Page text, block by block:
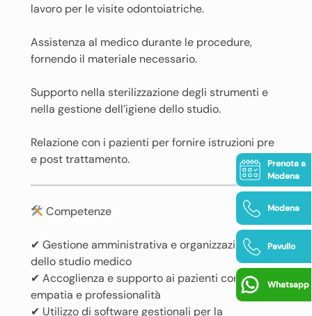
Prenota a
Modena
Modena
Pavullo
Whatsapp
lavoro per le visite odontoiatriche.
Assistenza al medico durante le procedure,
fornendo il materiale necessario.
Supporto nella sterilizzazione degli strumenti e
nella gestione dell’igiene dello studio.
Relazione con i pazienti per fornire istruzioni pre
e post trattamento.
Competenze
✔ Gestione amministrativa e organizzazione
dello studio medico
✔ Accoglienza e supporto ai pazienti con
empatia e professionalità
✔ Utilizzo di software gestionali per la